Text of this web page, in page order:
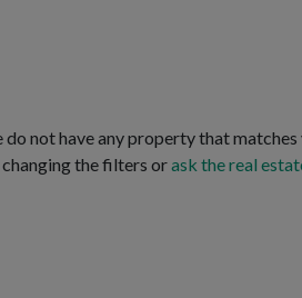
do not have any property that matches
the filters orask the real